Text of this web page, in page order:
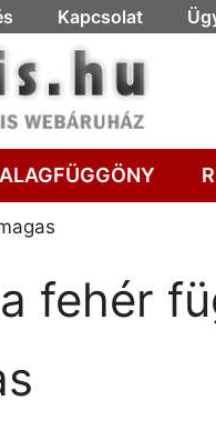
Kapcsolat
fehér